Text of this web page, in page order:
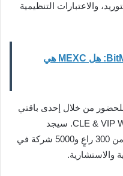
والاعتبارات التنظيمية
أفضل بديل منصة BitMEX: هل MEXC هي
من خلال إحدى باقتي
CLE & Industry Pass أو CLE & VIP Whale Pass. سيجد
الحاضرون في CLE أنفسهم بين أكثر من 300 راعٍ و5000 شركة في
والاستشارية.